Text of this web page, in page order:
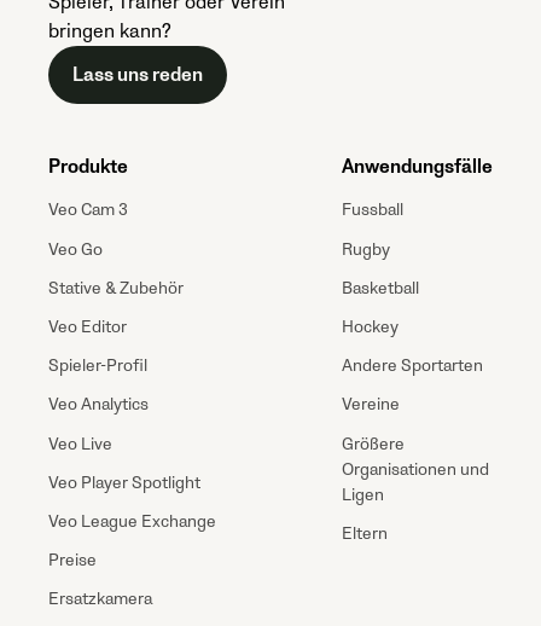
bringen kann?
Lass uns reden
Produkte
Veo Cam 3
Veo Go
Stative & Zubehör
Veo Editor
Spieler-Profil
Veo Analytics
Veo Live
Veo Player Spotlight
Veo League Exchange
Preise
Ersatzkamera
Anwendungsfälle
Fussball
Rugby
Basketball
Hockey
Andere Sportarten
Vereine
Größere
Organisationen und
Ligen
Eltern